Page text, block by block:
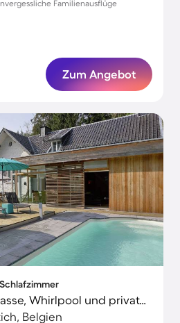
Familienausflüge
Zum Angebot
Schlafzimmer
Ferienhaus mit Terrasse, Whirlpool und privatem Pool | Seeblick
Belgien